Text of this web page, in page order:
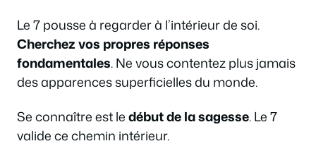
Le 7 pousse à regarder à l’intérieur de soi.
Cherchez vos propres réponses
fondamentales. Ne vous contentez plus jamais
des apparences superficielles du monde.
Se connaître est ledébut de la sagesse. Le 7
valide ce chemin intérieur.